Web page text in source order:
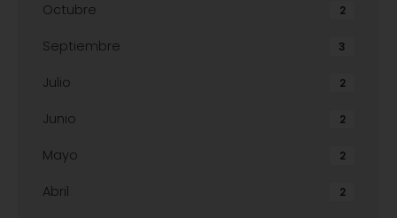
Octubre 2
Septiembre 3
Julio 2
Junio 2
Mayo 2
Abril 2